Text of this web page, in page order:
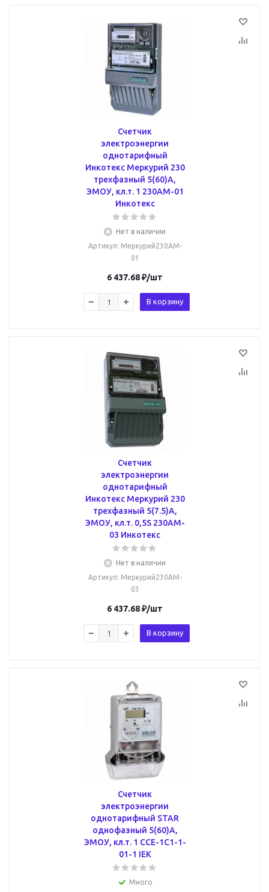
Счетчик
электроэнергии
однотарифный
Инкотекс Меркурий 230
трехфазный 5(60)А,
ЭМОУ, кл.т. 1 230AM-01
Инкотекс
Нет в наличии
Артикул: Меркурий230AM-
01
6 437.68₽/шт
В корзину
Счетчик
электроэнергии
однотарифный
Инкотекс Меркурий 230
трехфазный 5(7.5)А,
ЭМОУ, кл.т. 0,5S 230AM-
03 Инкотекс
Нет в наличии
Артикул: Меркурий230AM-
03
6 437.68₽/шт
В корзину
Счетчик
электроэнергии
однотарифный STAR
однофазный 5(60)А,
ЭМОУ, кл.т. 1 CCE-1C1-1-
01-1 IEK
Много